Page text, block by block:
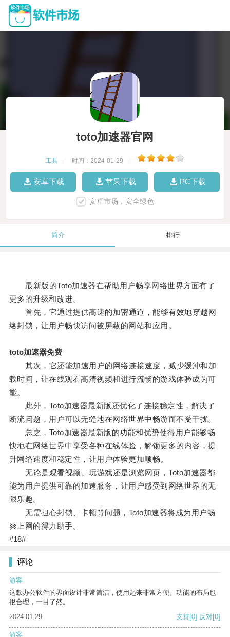
toto加速器官网
工具 时间：2024-01-29
安卓下载 苹果下载 PC下载
安卓市场，安全绿色
简介 排行
最新版的Toto加速器在帮助用户畅享网络世界方面有了
更多的升级和改进。
首先，它通过提供高速的加密通道，能够有效地穿越网
络封锁，让用户畅快访问被屏蔽的网站和应用。
toto加速器免费
其次，它还能加速用户的网络连接速度，减少缓冲和加
载时间，让在线观看高清视频和进行流畅的游戏体验成为可
能。
此外，Toto加速器最新版还优化了连接稳定性，解决了
断流问题，用户可以无缝地在网络世界中畅游而不受干扰。
总之，Toto加速器最新版的功能和优势使得用户能够畅
快地在网络世界中享受各种在线体验，解锁更多的内容，提
升网络速度和稳定性，让用户体验更加顺畅。
无论是观看视频、玩游戏还是浏览网页，Toto加速器都
能为用户提供可靠的加速服务，让用户感受到网络世界的无
限乐趣。
无需担心封锁、卡顿等问题，Toto加速器将成为用户畅
爽上网的得力助手。
#18#
评论
游客
这款办公软件的界面设计非常简洁，使用起来非常方便。功能的布局也
很合理，一目了然。
2024-01-29
支持[0] 反对[0]
游客